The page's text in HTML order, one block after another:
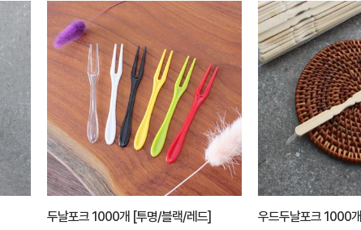
두날포크 1000개 [투명/블랙/레드] 우드두날포크 1000개